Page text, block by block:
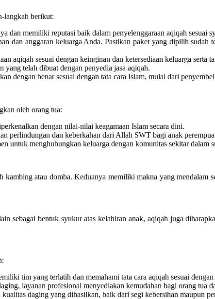
langkah berikut:
dan memiliki reputasi baik dalam penyelenggaraan aqiqah sesuai
dan anggaran keluarga Anda. Pastikan paket yang dipilih sudah
aqiqah sesuai dengan keinginan dan ketersediaan keluarga serta
yang telah dibuat dengan penyedia jasa aqiqah.
dengan benar sesuai dengan tata cara Islam, mulai dari
oleh orang tua:
dengan nilai-nilai keagamaan Islam secara dini.
perlindungan dan keberkahan dari Allah SWT bagi anak
untuk menghubungkan keluarga dengan komunitas sekitar dalam
atau domba. Keduanya memiliki makna yang mendalam
sebagai bentuk syukur atas kelahiran anak, aqiqah juga
tim yang terlatih dan memahami tata cara aqiqah sesuai
layanan profesional menyediakan kemudahan bagi orang tua
daging yang dihasilkan, baik dari segi kebersihan maupun